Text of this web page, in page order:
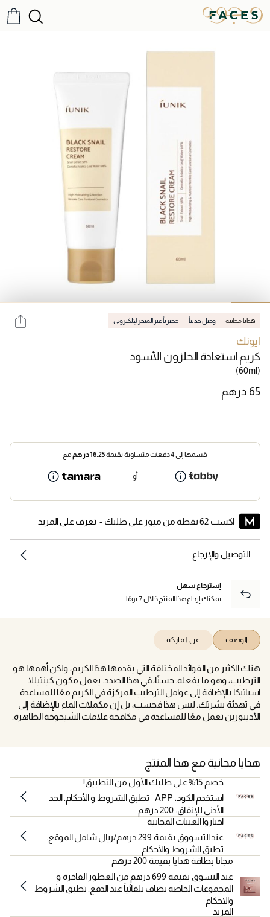
هدايا مجانية وصل حديثاً حصرياً عبر المتجر الإلكتروني
ايونك
كريم استعادة الحلزون الأسود
(60ml)
قسمها إلى 4 دفعات متساوية بقيمة 16.25درهممع
أو
اكسب 62 نقطة من ميوز على طلبك - تعرف على المزيد
التوصيل والإرجاع
إسترجاع سهل
يمكنك إرجاع هذا المنتج خلال 7 يومًا.
الوصف عن الماركة
هناك الكثير من الفوائد المختلفة التي يقدمها هذا الكريم، ولكن أهمها هو
الترطيب، وهو ما يفعله. حسنًا، في هذا الصدد. يعمل مكون كينتيللا
اسياتيكا بالإضافة إلى عوامل الترطيب المركزة في الكريم معًا للمساعدة
في تهدئة بشرتك. ليس هذا فحسب، بل إن مكملات الماء بالإضافة إلى
الأدينوزين تعمل معًا للمساعدة في مكافحة علامات الشيخوخة الظاهرة.
هدايا مجانية مع هذا المنتج
خصم 15% على طلبك الأول من التطبيق!
استخدم الكود: APP | تطبق الشروط و الأحكام. الحد
الأدنى للإنفاق: 200 درهم
اختاروا العينات المجانية
عند التسووق بقيمة 299 درهم/ريال شامل الموقع.
تطبق الشروط والأحكام
مجانا بطاقة هدايا بقيمة 200 درهم
عند التسوق بقيمة 699 درهم من العطور الفاخرة و
المجموعات الخاصة تضاف تلقائياً عند الدفع. تطبق الشروط
والاحكام
المزيد